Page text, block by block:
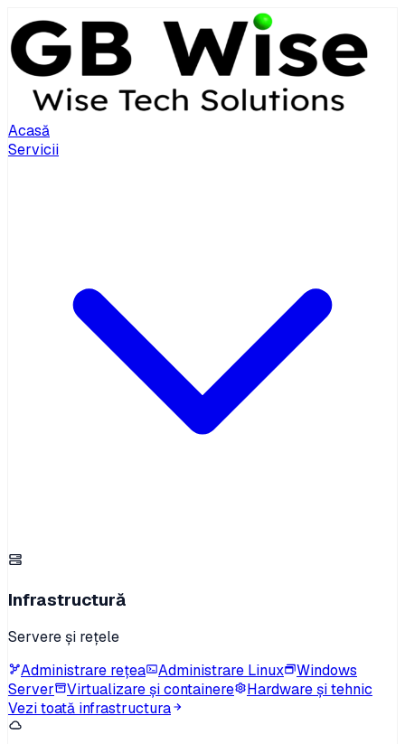
Acasă
Servicii
Infrastructură
Servere și rețele
Administrare rețea
Administrare Linux
Windows
Server
Virtualizare și containere
Hardware și tehnic
Vezi toată infrastructura